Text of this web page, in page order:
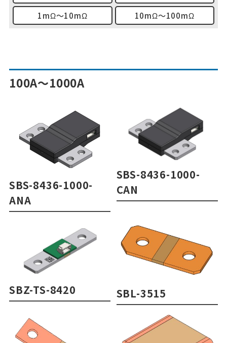
1mΩ～10mΩ
10mΩ～100mΩ
100A～1000A
SBS-8436-1000-
ANA
SBS-8436-1000-
CAN
SBZ-TS-8420 SBL-3515